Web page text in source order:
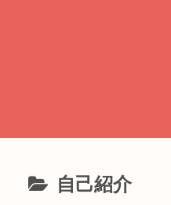
自己紹介